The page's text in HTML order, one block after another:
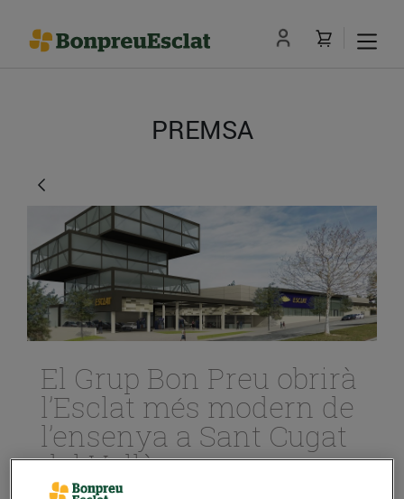
PREMSA
El Grup Bon Preu obrirà
l’Esclat més modern de
l’ensenya a Sant Cugat
del Vallès
07/de juliol/2017